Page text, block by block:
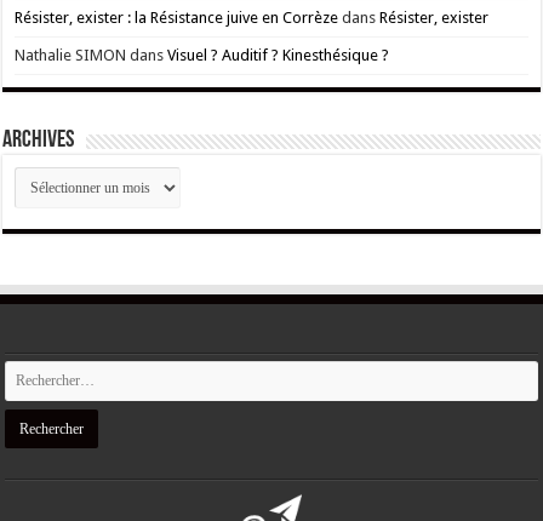
Résister, exister : la Résistance juive en Corrèze dansRésister, exister
Nathalie SIMON dansVisuel ? Auditif ? Kinesthésique ?
ARCHIVES
ARCHIVES